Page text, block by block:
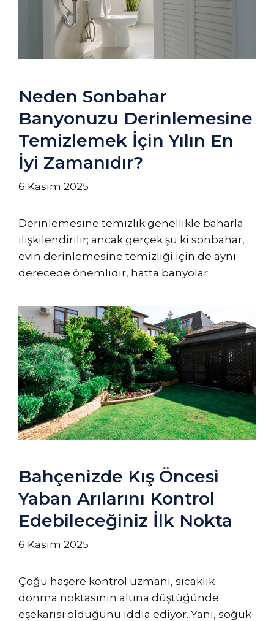
Neden Sonbahar
Banyonuzu Derinlemesine
Temizlemek İçin Yılın En
İyi Zamanıdır?
6 Kasım 2025
Derinlemesine temizlik genellikle baharla
ilişkilendirilir; ancak gerçek şu ki sonbahar,
evin derinlemesine temizliği için de aynı
derecede önemlidir, hatta banyolar
Bahçenizde Kış Öncesi
Yaban Arılarını Kontrol
Edebileceğiniz İlk Nokta
6 Kasım 2025
Çoğu haşere kontrol uzmanı, sıcaklık
donma noktasının altına düştüğünde
eşekarısı öldüğünü iddia ediyor. Yani, soğuk